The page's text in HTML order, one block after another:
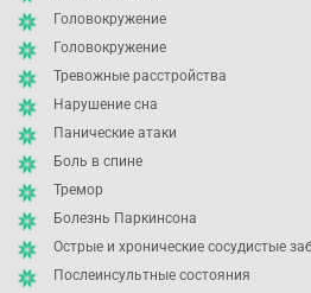
Головокружение
Головокружение
Тревожные расстройства
Нарушение сна
Панические атаки
Боль в спине
Тремор
Болезнь Паркинсона
Острые и хронические сосудистые
Послеинсультные состояния